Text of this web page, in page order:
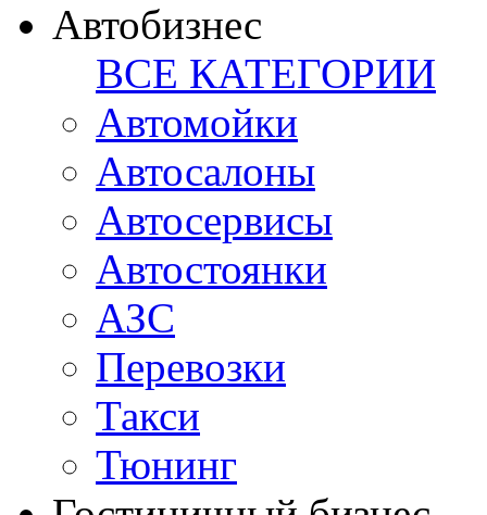
Автобизнес
ВСЕ КАТЕГОРИИ
Автомойки
Автосалоны
Автосервисы
Автостоянки
АЗС
Перевозки
Такси
Тюнинг